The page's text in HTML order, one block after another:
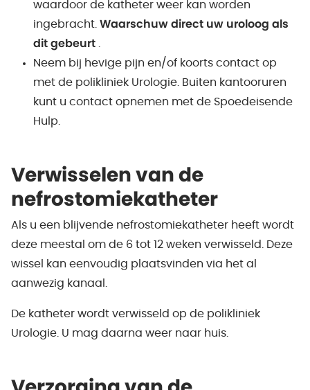
waardoor de katheter weer kan worden
ingebracht. Waarschuw direct uw uroloog als
dit gebeurt
Neem bij hevige pijn en/of koorts contact op
met de polikliniek Urologie. Buiten kantooruren
kunt u contact opnemen met de Spoedeisende
Hulp.
Verwisselen van de
nefrostomiekatheter
Als u een blijvende nefrostomiekatheter heeft wordt
deze meestal om de 6 tot 12 weken verwisseld. Deze
wissel kan eenvoudig plaatsvinden via het al
aanwezig kanaal.
De katheter wordt verwisseld op de polikliniek
Urologie. U mag daarna weer naar huis.